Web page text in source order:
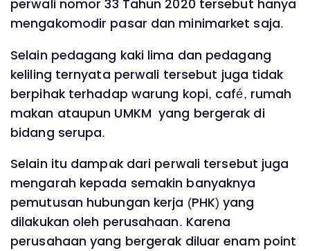
perwali nomor 33 Tahun 2020 tersebut hanya
mengakomodir pasar dan minimarket saja.
Selain pedagang kaki lima dan pedagang
keliling ternyata perwali tersebut juga tidak
berpihak terhadap warung kopi, café, rumah
makan ataupun UMKM yang bergerak di
bidang serupa.
Selain itu dampak dari perwali tersebut juga
mengarah kepada semakin banyaknya
pemutusan hubungan kerja (PHK) yang
dilakukan oleh perusahaan. Karena
perusahaan yang bergerak diluar enam point